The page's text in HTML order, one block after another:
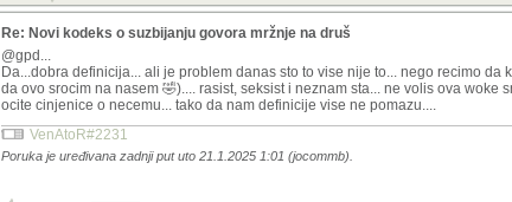
Re: Novi kodeks o suzbijanju govora mržnje na druš
@gpd...
Da...dobra definicija... ali je problem danas sto to vise nije to... nego recimo
da ovo srocim na nasem 🤣).... rasist, seksist i neznam sta... ne volis ova
ocite cinjenice o necemu... tako da nam definicije vise ne pomazu....
VenAtoR#2231
Poruka je uređivana zadnji put uto 21.1.2025 1:01 (jocommb).